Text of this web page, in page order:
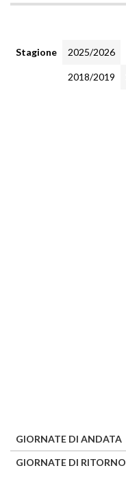
Stagione 2025/2026
2018/2019
GIORNATE DI ANDATA
GIORNATE DI RITORNO